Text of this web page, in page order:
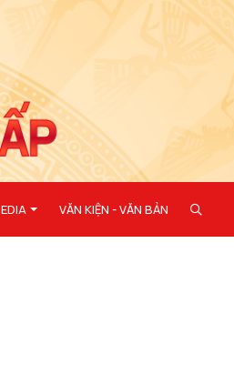
VĂN KIỆN - VĂN BẢN